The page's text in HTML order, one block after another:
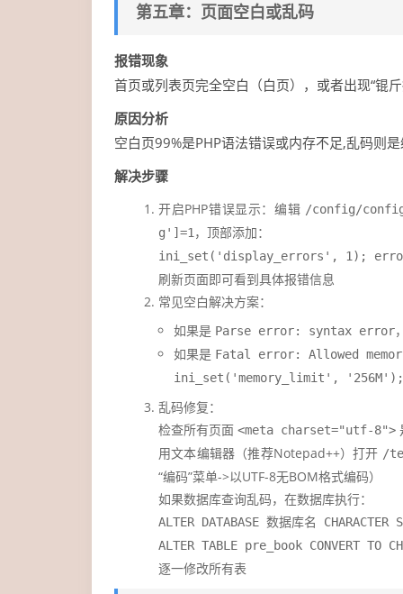
第五章：页面空白或乱码
报错现象
首页或列表页完全空白（白页），或者出现“锟
原因分析
空白页99%是PHP语法错误或内存不足,乱码则
解决步骤
开启PHP错误显示：编辑 /config/
g']=1 ，顶部添加：
ini_set('display_errors', 1);
刷新页面即可看到具体报错信息
常见空白解决方案：
如果是 Parse error: syntax error
如果是 Fatal error: Allowed
ini_set('memory_limit', '256M');
乱码修复：
检查所有页面 <meta charset="utf-8">
用文本编辑器（推荐Notepad++）打开 /
“编码”菜单->以UTF-8无BOM格式编码）
如果数据库查询乱码，在数据库执行：
ALTER DATABASE 数据库名
ALTER TABLE pre_book CONVERT TO
逐一修改所有表